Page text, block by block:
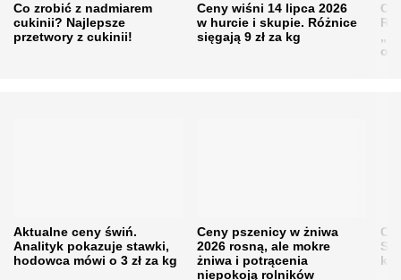
Co zrobić z nadmiarem
cukinii? Najlepsze
przetwory z cukinii!
Ceny wiśni 14 lipca 2026
w hurcie i skupie. Różnice
sięgają 9 zł za kg
Aktualne ceny świń.
Analityk pokazuje stawki,
hodowca mówi o 3 zł za kg
Ceny pszenicy w żniwa
2026 rosną, ale mokre
żniwa i potrącenia
niepokoją rolników